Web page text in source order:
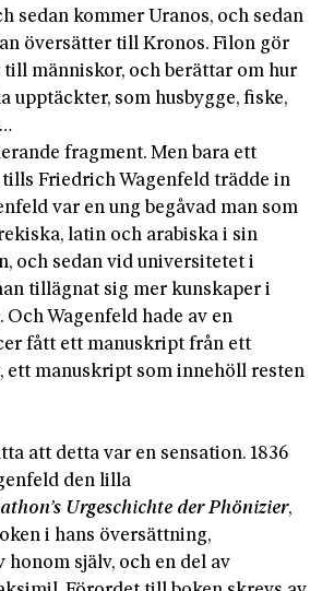
sedan kommer Uranos, och sedan
översätter till Kronos. Filon gör
till människor, och berättar om hur
upptäckter, som husbygge, fiske,
fragment. Men bara ett
Friedrich Wagenfeld trädde in
var en ung begåvad man som
latin och arabiska i sin
och sedan vid universitetet i
tillägnat sig mer kunskaper i
Wagenfeld hade av en
fått ett manuskript från ett
ett manuskript som innehöll resten
att detta var en sensation. 1836
den lilla
Urgeschichte der Phönizier,
i hans översättning,
honom själv, och en del av